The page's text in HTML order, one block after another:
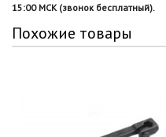
15:00 МСК (звонок бесплатный).
Похожие товары